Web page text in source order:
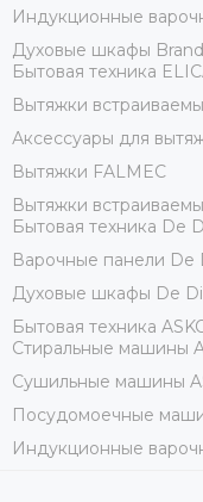
Индукционные
Духовые шкафы
Бытовая техника
Вытяжки
Аксессуары для
Вытяжки FALMEC
Вытяжки
Бытовая техника De
Варочные панели De
Духовые шкафы De
Бытовая техника
Стиральные машины
Сушильные машины
Посудомоечные
Индукционные